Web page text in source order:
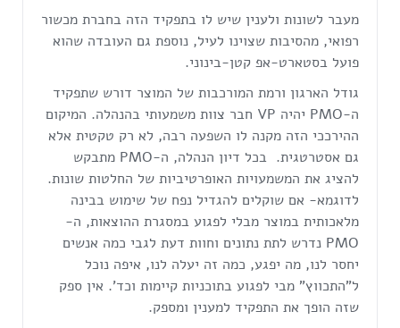
מעבר לשונות ולענין שיש לו בתפקיד הזה בחברת מכשור
רפואי, מהסיבות שצוינו לעיל, נוספת גם העובדה שהוא
פועל בסטארט-אפ קטן-בינוני.
גודל הארגון ורמת המורכבות של המוצר דורש שתפקיד
ה-PMO יהיה VP חבר צוות משמעותי בהנהלה. המיקום
ההירככי הזה מקנה לו השפעה רבה, לא רק טקטית אלא
גם אסטרטגית. בכל דיון הנהלה, ה-PMO מתבקש
להציג את המשמעויות האופרטיביות של החלטות שונות.
לדוגמא- אם שוקלים להגדיל נפח של שימוש בבינה
מלאכותית במוצר מבלי לפגוע במסגרת ההוצאות, ה-
PMO נדרש לתת נתונים וחוות דעת לגבי כמה אנשים
יחסר לנו, מה יפגע, כמה זה יעלה לנו, איפה נוכל
ל"התכווץ" מבי לפגוע בתוכניות קיימות וכד'. אין ספק
שזה הופך את התפקיד למענין ומספק.